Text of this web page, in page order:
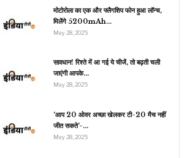
मोटोरोला का एक और फ्लैगशिप फोन हुआ लॉन्च,
मिलेंगे 5200mAh…
May 28, 2025
सावधान! रिश्ते में आ गई ये चीजें, तो बढ़ती चली
जाएंगी आपके…
May 28, 2025
‘आप 20 ओवर अच्छा खेलकर टी-20 मैच नहीं
जीत सकते’-…
May 28, 2025